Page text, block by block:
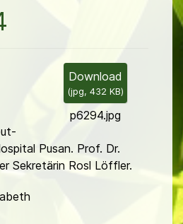
Download
(jpg, 432 KB)
p6294.jpg
Pusan. Prof. Dr.
Sekretärin Rosl Löffler.